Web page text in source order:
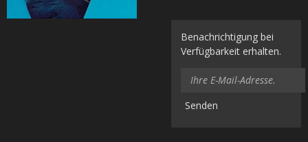
Benachrichtigung bei
Verfügbarkeit erhalten.
Senden